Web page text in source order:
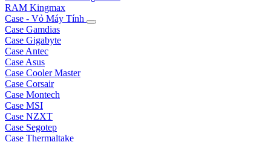
RAM Kingmax
Case - Vỏ Máy Tính
Case Gamdias
Case Gigabyte
Case Antec
Case Asus
Case Cooler Master
Case Corsair
Case Montech
Case MSI
Case NZXT
Case Segotep
Case Thermaltake